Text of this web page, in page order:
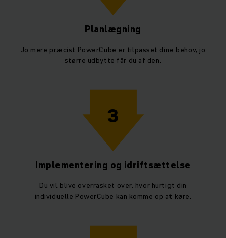
Planlægning
Jo mere præcist PowerCube er tilpasset dine behov, jo
større udbytte får du af den.
3
Implementering og idriftsættelse
Du vil blive overrasket over, hvor hurtigt din
individuelle PowerCube kan komme op at køre.